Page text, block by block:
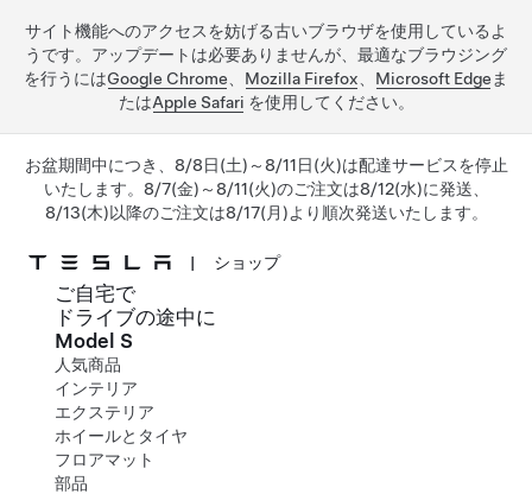
サイト機能へのアクセスを妨げる古いブラウザを使用しているよ
うです。アップデートは必要ありませんが、最適なブラウジング
を行うにはGoogle Chrome Mozilla Firefox Microsoft Edge ま
たはApple Safari を使用してください。
お盆期間中につき、8/8日(土)～8/11日(火)は配達サービスを停止
いたします。8/7(金)～8/11(火)のご注文は8/12(水)に発送、
8/13(木)以降のご注文は8/17(月)より順次発送いたします。
メインコンテンツへスキップ
| ショップ
ご自宅で
ドライブの途中に
Model S
人気商品
インテリア
エクステリア
ホイールとタイヤ
フロアマット
部品